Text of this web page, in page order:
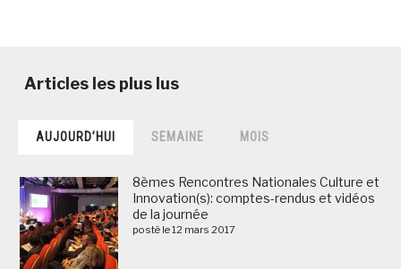
AUJOURD’HUI SEMAINE MOIS
8èmes Rencontres Nationales Culture et
Innovation(s): comptes-rendus et vidéos
de la journée
posté le 12 mars 2017